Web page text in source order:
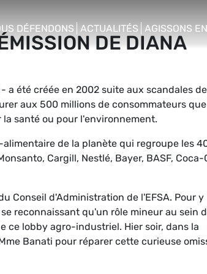
DÉFENDONS
sub menu
ACTUALITÉS
show/hide sub menu
AGISSONS
show/hide
DE DIANA
a été créée en 2002 suite aux scandales
aux 500 millions de consommateurs
santé ou pour l'environnement.
de la planète qui regroupe les
Cargill, Nestlé, Bayer, BASF, Coca-
Conseil d'Administration de l'EFSA. Pour y
reconnaissant qu'un rôle mineur au sein
ce lobby agro-industriel. Hier soir, dans la
Banati pour réparer cette curieuse